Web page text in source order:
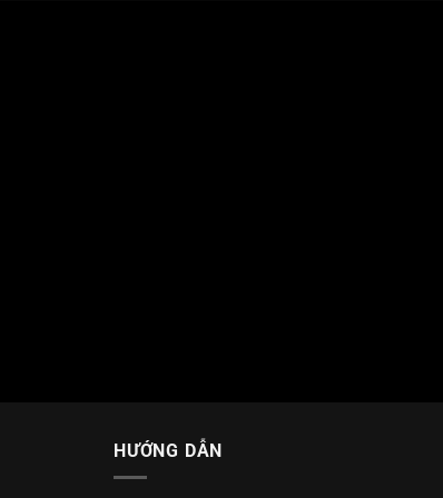
HƯỚNG DẪN